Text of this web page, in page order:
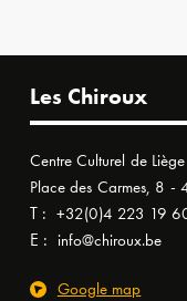
Les Chiroux
Centre Culturel de Liège
Place des Carmes, 8 -
T : +32(0)4 223 19
E : info@chiroux.be
Google map